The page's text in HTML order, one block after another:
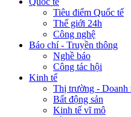
Tiêu điểm Quốc tế
Thế giới 24h
Công nghệ
Báo chí - Truyền thông
Nghề báo
Công tác hội
Kinh tế
Thị trường - Doanh
Bất động sản
Kinh tế vĩ mô